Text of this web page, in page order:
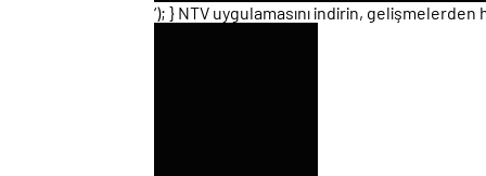
‘); } NTV uygulamasını indirin,